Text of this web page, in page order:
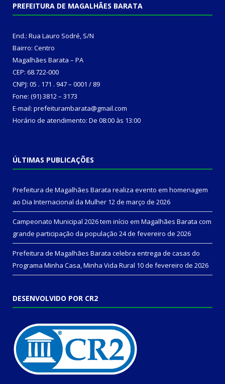
PREFEITURA DE MAGALHÃES BARATA
End.: Rua Lauro Sodré, S/N
Bairro: Centro
Magalhães Barata – PA
CEP: 68.722-000
CNPJ: 05 . 171 . 947 – 0001 / 89
Fone: (91) 3812 – 3173
E-mail: prefeiturambarata@gmail.com
Horário de atendimento: De 08:00 às 13:00
ÚLTIMAS PUBLICAÇÕES
Prefeitura de Magalhães Barata realiza evento em homenagem
ao Dia Internacional da Mulher 12 de março de 2026
Campeonato Municipal 2026 tem início em Magalhães Barata com
grande participação da população 24 de fevereiro de 2026
Prefeitura de Magalhães Barata celebra entrega de casas do
Programa Minha Casa, Minha Vida Rural 10 de fevereiro de 2026
DESENVOLVIDO POR CR2